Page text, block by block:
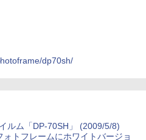
dp70sh/
ルム「DP-70SH」 (2009/5/8)
トフレームにホワイトバージョ